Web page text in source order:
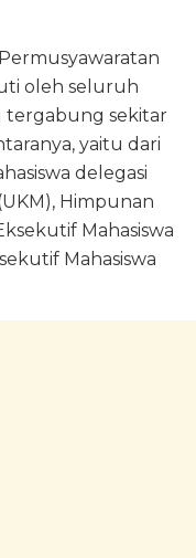
oleh seluruh
tergabung sekitar
yaitu dari
delegasi
Himpunan
Mahasiswa
Mahasiswa